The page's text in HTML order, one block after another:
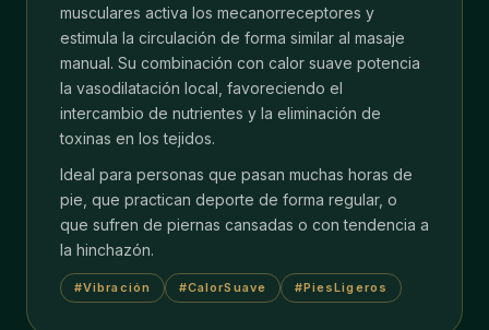
musculares activa los mecanorreceptores y
estimula la circulación de forma similar al masaje
manual. Su combinación con calor suave potencia
la vasodilatación local, favoreciendo el
intercambio de nutrientes y la eliminación de
toxinas en los tejidos.
Ideal para personas que pasan muchas horas de
pie, que practican deporte de forma regular, o
que sufren de piernas cansadas o con tendencia a
la hinchazón.
#Vibración #CalorSuave #PiesLigeros